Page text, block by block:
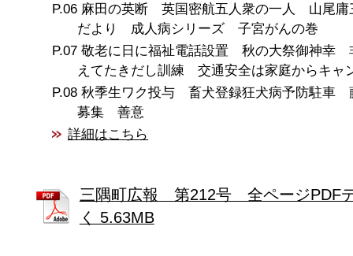
麻田の英断 英国密航五人衆の一人 山尾
だより 成人病シリーズ 子宮がんの巻
敬老に日に福祉電話設置 秋の大祭御神幸
えてたきだし訓練 交通安全は家庭からキャ
秋季生ワク投与 畜犬登録狂犬病予防駐車
募集 善意
詳細はこちら
三隅町広報 第212号 全ページPDF
く 5.63MB